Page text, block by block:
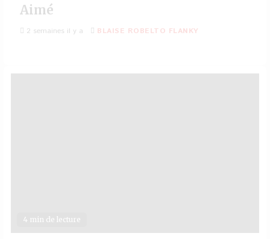
Aimé
2 semaines il y a BLAISE ROBELTO FLANKY
4 min de lecture